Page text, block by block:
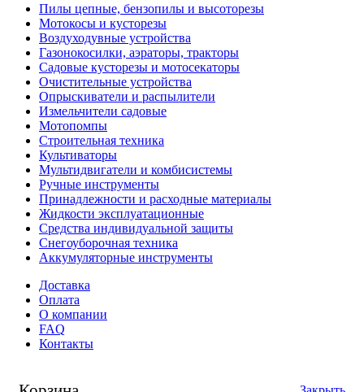
Пилы цепные, бензопилы и высоторезы
Мотокосы и кусторезы
Воздуходувные устройства
Газонокосилки, аэраторы, тракторы
Садовые кусторезы и мотосекаторы
Очистительные устройства
Опрыскиватели и распылители
Измельчители садовые
Мотопомпы
Строительная техника
Культиваторы
Мультидвигатели и комбисистемы
Ручные инструменты
Принадлежности и расходные материалы
Жидкости эксплуатационные
Средства индивидуальной защиты
Снегоуборочная техника
Аккумуляторные инструменты
Доставка
Оплата
О компании
FAQ
Контакты